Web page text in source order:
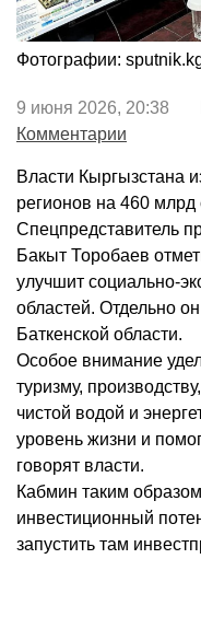
Фотографии:
9 июня 2026, 20:38
Комментарии
Власти Кыргызстана
регионов на 460 млрд
Спецпредставитель
Бакыт Торобаев
улучшит социально-
областей. Отдельно
Баткенской области.
Особое внимание
туризму,
чистой водой и
уровень жизни и
говорят власти.
Кабмин таким
инвестиционный
запустить там